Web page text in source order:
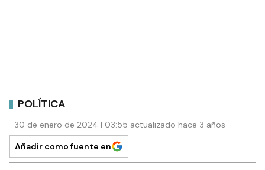
POLÍTICA
30 de enero de 2024 | 03:55 actualizado hace 3 años
Añadir como fuente en